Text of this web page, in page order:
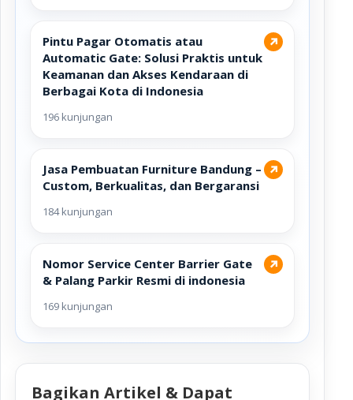
↗
Pintu Pagar Otomatis atau
Automatic Gate: Solusi Praktis untuk
Keamanan dan Akses Kendaraan di
Berbagai Kota di Indonesia
196 kunjungan
↗
Jasa Pembuatan Furniture Bandung –
Custom, Berkualitas, dan Bergaransi
184 kunjungan
↗
Nomor Service Center Barrier Gate
& Palang Parkir Resmi di indonesia
169 kunjungan
Bagikan Artikel & Dapat